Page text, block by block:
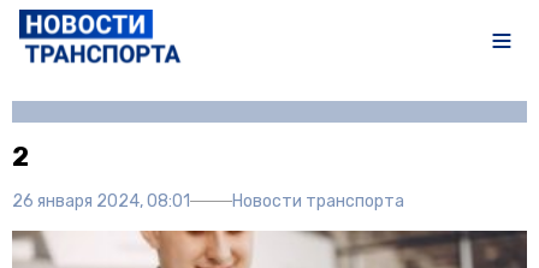
2
26 января 2024, 08:01 Новости транспорта